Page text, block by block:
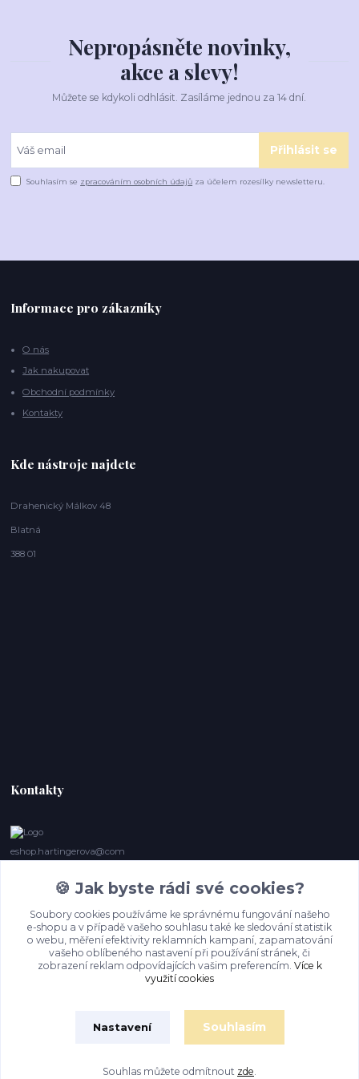
Nepropásněte novinky,
akce a slevy!
Můžete se kdykoli odhlásit. Zasíláme jednou za 14 dní.
Přihlásit se
Souhlasím se zpracováním osobních údajů za účelem rozesílky newsletteru.
Informace pro zákazníky
O nás
Jak nakupovat
Obchodní podmínky
Kontakty
Kde nástroje najdete
Drahenický Málkov 48
Blatná
388 01
Kontakty
eshop.hartingerova@com
Irena Marie Hartingerová
605132850
(Po-Ne, 9- 20 hod.) Když se nedovoláte, volám zpět
imh@hartingerova.com
Vytvořeno na Eshop-rychle.cz
🍪 Jak byste rádi své cookies?
Soubory cookies používáme ke správnému fungování našeho
e-shopu a v případě vašeho souhlasu také ke sledování statistik
o webu, měření efektivity reklamních kampaní, zapamatování
vašeho oblíbeného nastavení při používání stránek, či
zobrazení reklam odpovídajících vašim preferencím. Více k
využití cookies
Nastavení Souhlasím
Souhlas můžete odmítnout zde